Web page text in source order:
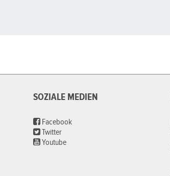
SOZIALE MEDIEN
Facebook
Twitter
Youtube